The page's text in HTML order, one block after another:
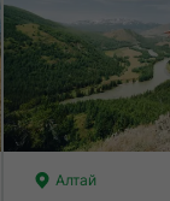
Алтай